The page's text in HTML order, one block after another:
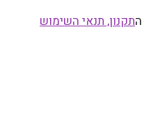
תנאי השימוש באתר
תקנון, תנאי השימוש